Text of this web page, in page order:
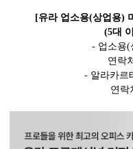
[유라 업소용(상업용)
(5대
- 업소용(
연락
- 알라카르
연락